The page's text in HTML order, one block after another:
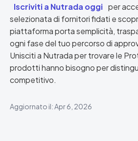
Iscriviti a Nutrada oggi per
selezionata di fornitori fidati e
piattaforma porta semplicità,
ogni fase del tuo percorso di
Unisciti a Nutrada per trovare le
prodotti hanno bisogno per
competitivo.
Aggiornato il: Apr 6, 2026